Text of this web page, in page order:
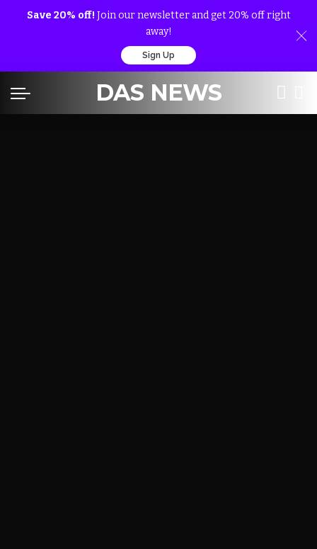
Save 20% off! Join our newsletter and get 20% off right
away!
Sign Up
DAS NEWS